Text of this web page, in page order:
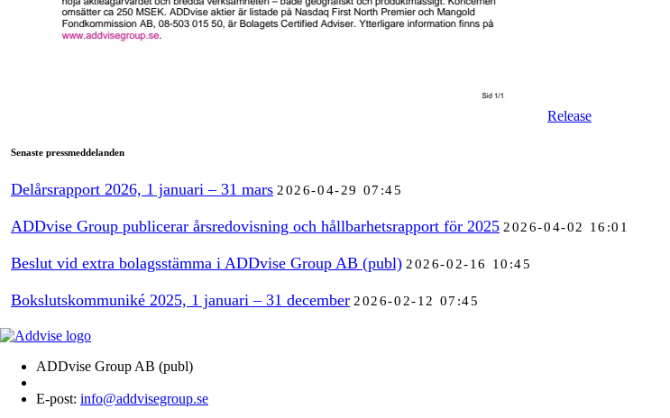
Release
Senaste pressmeddelanden
Delårsrapport 2026, 1 januari – 31 mars 2026-04-29 07:45
ADDvise Group publicerar årsredovisning och hållbarhetsrapport för 2025 2026-04-02 16:01
Beslut vid extra bolagsstämma i ADDvise Group AB (publ) 2026-02-16 10:45
Bokslutskommuniké 2025, 1 januari – 31 december 2026-02-12 07:45
ADDvise Group AB (publ)
E-post: info@addvisegroup.se